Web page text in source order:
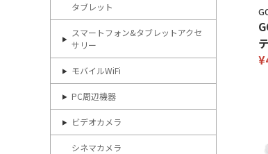
タブレット
スマートフォン&タブレットアクセ
サリー
モバイルWiFi
PC周辺機器
ビデオカメラ
シネマカメラ